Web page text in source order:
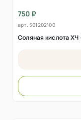
750 ₽
арт. 501202100
Соляная кислота ХЧ